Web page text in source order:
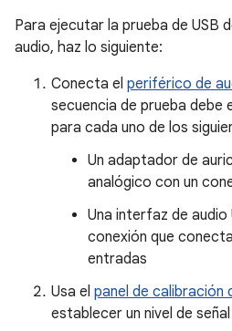
Para ejecutar la prueba de USB
audio, haz lo siguiente:
Conecta el periférico de
secuencia de prueba
para cada uno de los
Un adaptador de
analógico con un
Una interfaz de audio
conexión que
entradas
Usa el panel de calibración
establecer un nivel de